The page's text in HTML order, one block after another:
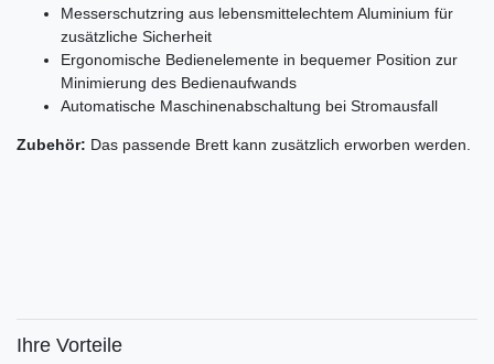
Messerschutzring aus lebensmittelechtem Aluminium für
zusätzliche Sicherheit
Ergonomische Bedienelemente in bequemer Position zur
Minimierung des Bedienaufwands
Automatische Maschinenabschaltung bei Stromausfall
Zubehör: Das passende Brett kann zusätzlich erworben werden.
Ihre Vorteile